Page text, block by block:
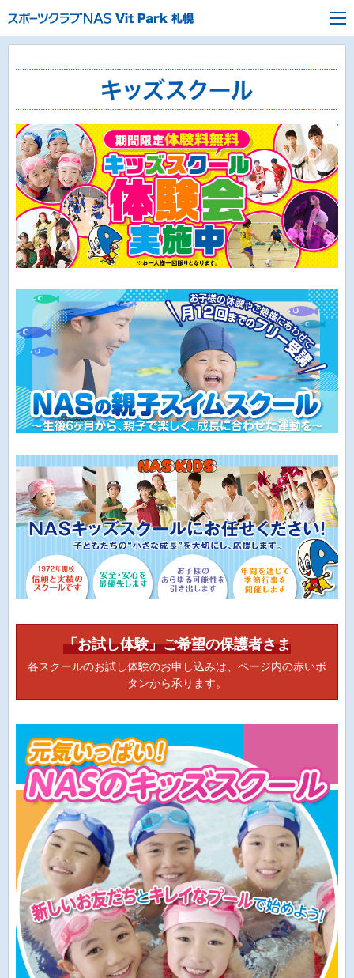
「お試し体験」ご希望の保護者さま
各スクールのお試し体験のお申し込みは、ページ内の赤いボ
タンから承ります。